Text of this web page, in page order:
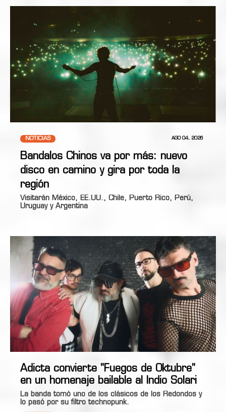
NOTICIAS AGO 04, 2026
Bandalos Chinos va por más: nuevo
disco en camino y gira por toda la
región
Visitarán México, EE.UU., Chile, Puerto Rico, Perú,
Uruguay y Argentina
Adicta convierte "Fuegos de Oktubre"
en un homenaje bailable al Indio Solari
La banda tomó uno de los clásicos de los Redondos y
lo pasó por su filtro technopunk.